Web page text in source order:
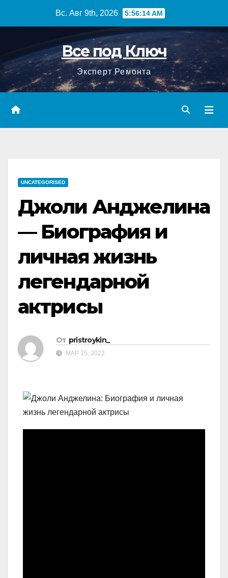
Вс. Авг 9th, 2026 5:56:16 AM
Все под Ключ
Эксперт Ремонта
UNCATEGORISED
Джоли Анджелина
— Биография и
личная жизнь
легендарной
актрисы
От pristroykin_
МАР 15, 2022